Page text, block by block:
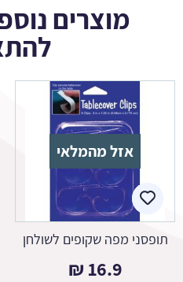
מוצרים
אזל מהמלאי
תופסני מפה שקופים לשולחן
16.9
₪